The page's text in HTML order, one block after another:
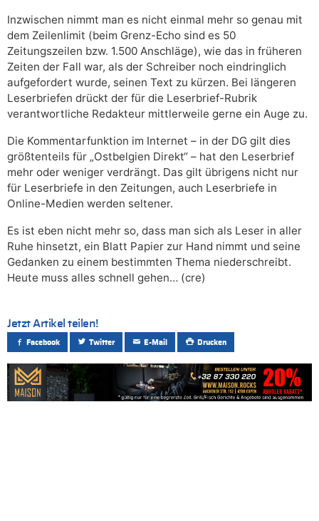
Inzwischen nimmt man es nicht einmal mehr so genau mit
dem Zeilenlimit (beim Grenz-Echo sind es 50
Zeitungszeilen bzw. 1.500 Anschläge), wie das in früheren
Zeiten der Fall war, als der Schreiber noch eindringlich
aufgefordert wurde, seinen Text zu kürzen. Bei längeren
Leserbriefen drückt der für die Leserbrief-Rubrik
verantwortliche Redakteur mittlerweile gerne ein Auge zu.
Die Kommentarfunktion im Internet – in der DG gilt dies
größtenteils für „Ostbelgien Direkt“ – hat den Leserbrief
mehr oder weniger verdrängt. Das gilt übrigens nicht nur
für Leserbriefe in den Zeitungen, auch Leserbriefe in
Online-Medien werden seltener.
Es ist eben nicht mehr so, dass man sich als Leser in aller
Ruhe hinsetzt, ein Blatt Papier zur Hand nimmt und seine
Gedanken zu einem bestimmten Thema niederschreibt.
Heute muss alles schnell gehen… (cre)
Jetzt Artikel teilen!
Facebook Twitter E-Mail Drucken